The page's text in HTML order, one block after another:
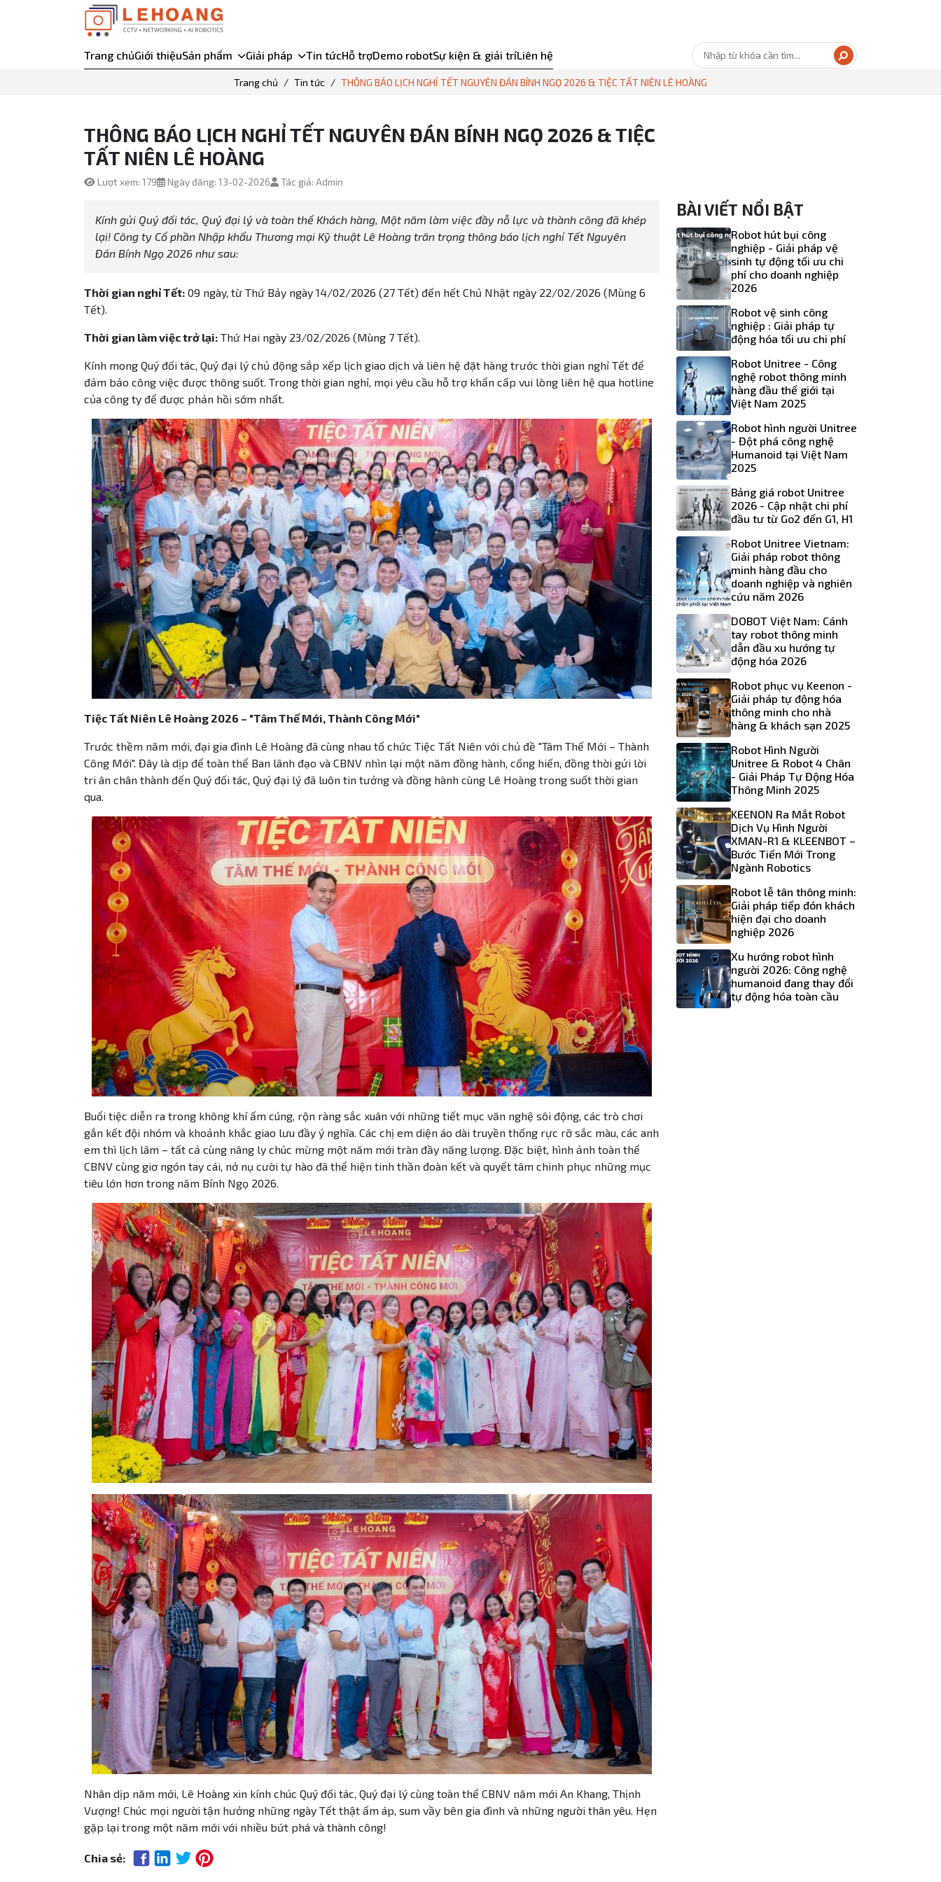
Trang chủGiới thiệuSản phẩm Giải pháp Tin tứcHỗ trợDemo robotSự kiện & giải tríLiên hệ
Trang chủ Tin tức THÔNG BÁO LỊCH NGHỈ TẾT NGUYÊN ĐÁN BÍNH NGỌ 2026 & TIỆC TẤT NIÊN LÊ HOÀNG
THÔNG BÁO LỊCH NGHỈ TẾT NGUYÊN ĐÁN BÍNH NGỌ 2026 & TIỆC
TẤT NIÊN LÊ HOÀNG
Lượt xem: 179 Ngày đăng: 13-02-2026 Tác giả: Admin
Kính gửi Quý đối tác, Quý đại lý và toàn thể Khách hàng, Một năm làm việc đầy nỗ lực và thành công đã khép
lại! Công ty Cổ phần Nhập khẩu Thương mại Kỹ thuật Lê Hoàng trân trọng thông báo lịch nghỉ Tết Nguyên
Đán Bính Ngọ 2026 như sau:
Thời gian nghỉ Tết:09 ngày, từ Thứ Bảy ngày 14/02/2026 (27 Tết) đến hết Chủ Nhật ngày 22/02/2026 (Mùng 6
Tết).
Thời gian làm việc trở lại:Thứ Hai ngày 23/02/2026 (Mùng 7 Tết).
Kính mong Quý đối tác, Quý đại lý chủ động sắp xếp lịch giao dịch và liên hệ đặt hàng trước thời gian nghỉ Tết để
đảm bảo công việc được thông suốt. Trong thời gian nghỉ, mọi yêu cầu hỗ trợ khẩn cấp vui lòng liên hệ qua hotline
của công ty để được phản hồi sớm nhất.
Tiệc Tất Niên Lê Hoàng 2026 – "Tâm Thế Mới, Thành Công Mới"
Trước thềm năm mới, đại gia đình Lê Hoàng đã cùng nhau tổ chức Tiệc Tất Niên với chủ đề "Tâm Thế Mới – Thành
Công Mới". Đây là dịp để toàn thể Ban lãnh đạo và CBNV nhìn lại một năm đồng hành, cống hiến, đồng thời gửi lời
tri ân chân thành đến Quý đối tác, Quý đại lý đã luôn tin tưởng và đồng hành cùng Lê Hoàng trong suốt thời gian
qua.
Buổi tiệc diễn ra trong không khí ấm cúng, rộn ràng sắc xuân với những tiết mục văn nghệ sôi động, các trò chơi
gắn kết đội nhóm và khoảnh khắc giao lưu đầy ý nghĩa. Các chị em diện áo dài truyền thống rực rỡ sắc màu, các anh
em thì lịch lãm – tất cả cùng nâng ly chúc mừng một năm mới tràn đầy năng lượng. Đặc biệt, hình ảnh toàn thể
CBNV cùng giơ ngón tay cái, nở nụ cười tự hào đã thể hiện tinh thần đoàn kết và quyết tâm chinh phục những mục
tiêu lớn hơn trong năm Bính Ngọ 2026.
Nhân dịp năm mới, Lê Hoàng xin kính chúc Quý đối tác, Quý đại lý cùng toàn thể CBNV năm mới An Khang, Thịnh
Vượng! Chúc mọi người tận hưởng những ngày Tết thật ấm áp, sum vầy bên gia đình và những người thân yêu. Hẹn
gặp lại trong một năm mới với nhiều bứt phá và thành công!
Chia sẻ:
BÀI VIẾT NỔI BẬT
Robot hút bụi công
nghiệp - Giải pháp vệ
sinh tự động tối ưu chi
phí cho doanh nghiệp
2026
Robot vệ sinh công
nghiệp : Giải pháp tự
động hóa tối ưu chi phí
Robot Unitree - Công
nghệ robot thông minh
hàng đầu thế giới tại
Việt Nam 2025
Robot hình người Unitree
- Đột phá công nghệ
Humanoid tại Việt Nam
2025
Bảng giá robot Unitree
2026 - Cập nhật chi phí
đầu tư từ Go2 đến G1, H1
Robot Unitree Vietnam:
Giải pháp robot thông
minh hàng đầu cho
doanh nghiệp và nghiên
cứu năm 2026
DOBOT Việt Nam: Cánh
tay robot thông minh
dẫn đầu xu hướng tự
động hóa 2026
Robot phục vụ Keenon -
Giải pháp tự động hóa
thông minh cho nhà
hàng & khách sạn 2025
Robot Hình Người
Unitree & Robot 4 Chân
- Giải Pháp Tự Động Hóa
Thông Minh 2025
KEENON Ra Mắt Robot
Dịch Vụ Hình Người
XMAN-R1 & KLEENBOT –
Bước Tiến Mới Trong
Ngành Robotics
Robot lễ tân thông minh:
Giải pháp tiếp đón khách
hiện đại cho doanh
nghiệp 2026
Xu hướng robot hình
người 2026: Công nghệ
humanoid đang thay đổi
tự động hóa toàn cầu